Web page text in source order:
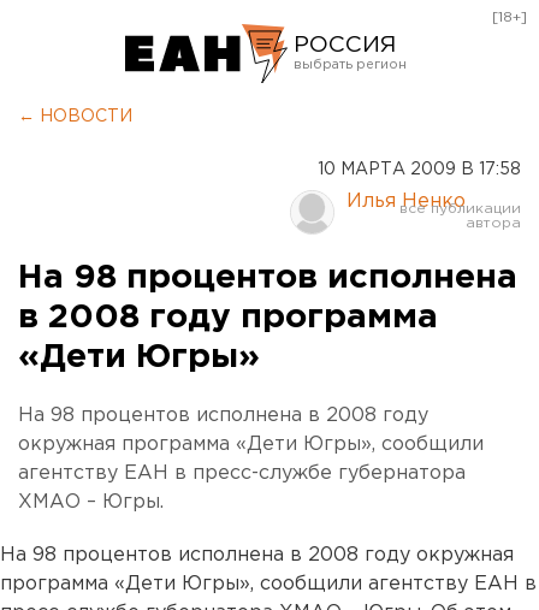
РОССИЯ
Курган
Оренбург
[18+]
← НОВОСТИ
10 МАРТА 2009 В 17:58
Илья Ненко
На 98 процентов исполнена
в 2008 году программа
«Дети Югры»
На 98 процентов исполнена в 2008 году
окружная программа «Дети Югры», сообщили
агентству ЕАН в пресс-службе губернатора
ХМАО – Югры.
На 98 процентов исполнена в 2008 году окружная
программа «Дети Югры», сообщили агентству ЕАН в